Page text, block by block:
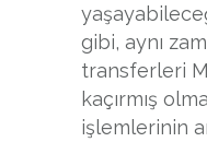
gibi, aynı
transferleri
kaçırmış
işlemlerinin